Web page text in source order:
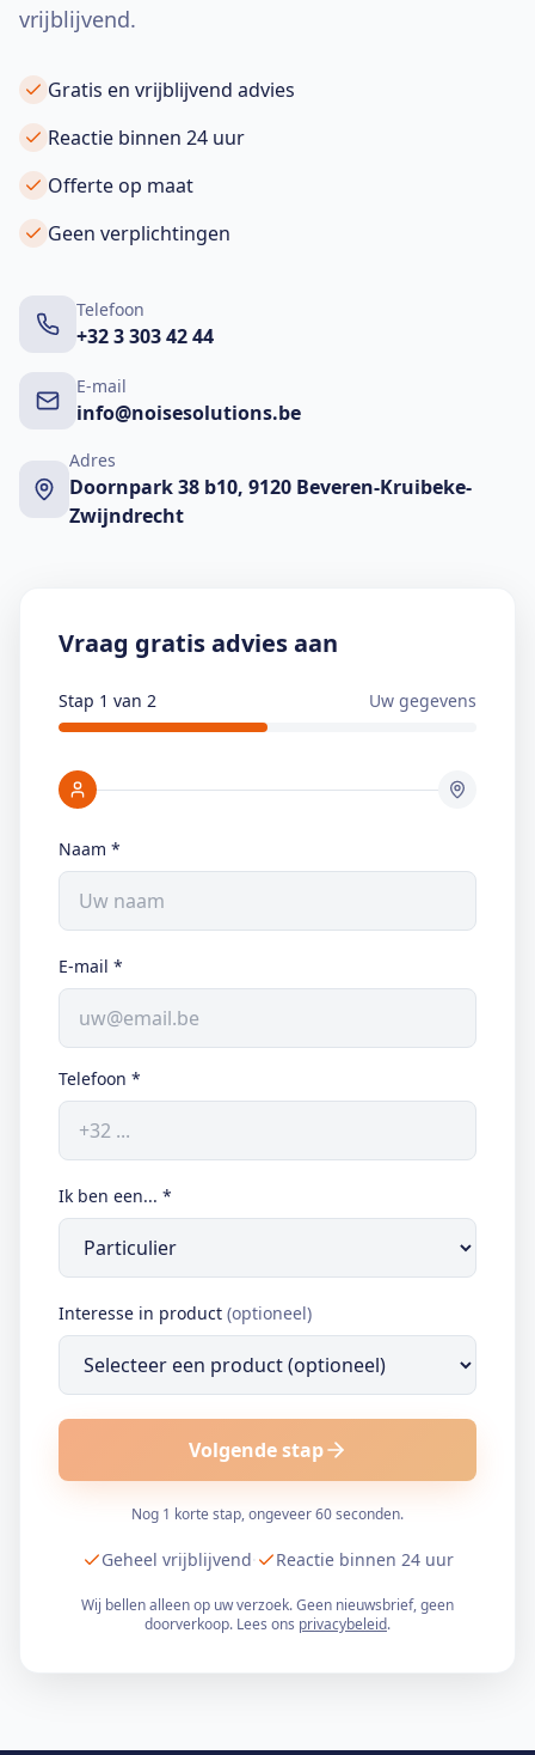
vrijblijvend.
Gratis en vrijblijvend advies
Reactie binnen 24 uur
Offerte op maat
Geen verplichtingen
Telefoon
+32 3 303 42 44
E-mail
info@noisesolutions.be
Adres
Doornpark 38 b10, 9120 Beveren-Kruibeke-
Zwijndrecht
Vraag gratis advies aan
Stap 1 van 2 Uw gegevens
Naam *
E-mail *
Telefoon *
Ik ben een... *
Interesse in product (optioneel)
Volgende stap
Nog 1 korte stap, ongeveer 60 seconden.
Geheel vrijblijvend· Reactie binnen 24 uur
Wij bellen alleen op uw verzoek. Geen nieuwsbrief, geen
doorverkoop. Lees ons privacybeleid.